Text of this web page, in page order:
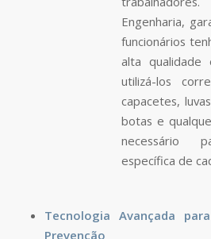
Engenharia,
funcionários
alta qualidade
utilizá-los
capacetes,
botas e
necessário
específica de
Tecnologia Avançada
Prevenção